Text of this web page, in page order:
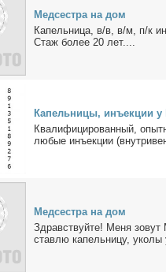
Мед­сест­ра на дом
Ка­пель­ни­ца, в/в, в/м, п/к
Стаж бо­лее 20 лет....
Ка­пель­ни­цы, инъ­ек­ции
Ква­ли­фи­ци­ро­ван­ный,
лю­бые инъ­ек­ции
Мед­сест­ра на дом
Здрав­ствуй­те! Ме­ня
став­лю ка­пель­ни­цу, уко­лы